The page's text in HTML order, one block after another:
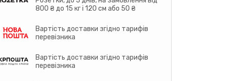
800 ₴ до 15 кг і 120 см або 50 ₴
Вартість доставки згідно тарифів
перевізника
Вартість доставки згідно тарифів
перевізника